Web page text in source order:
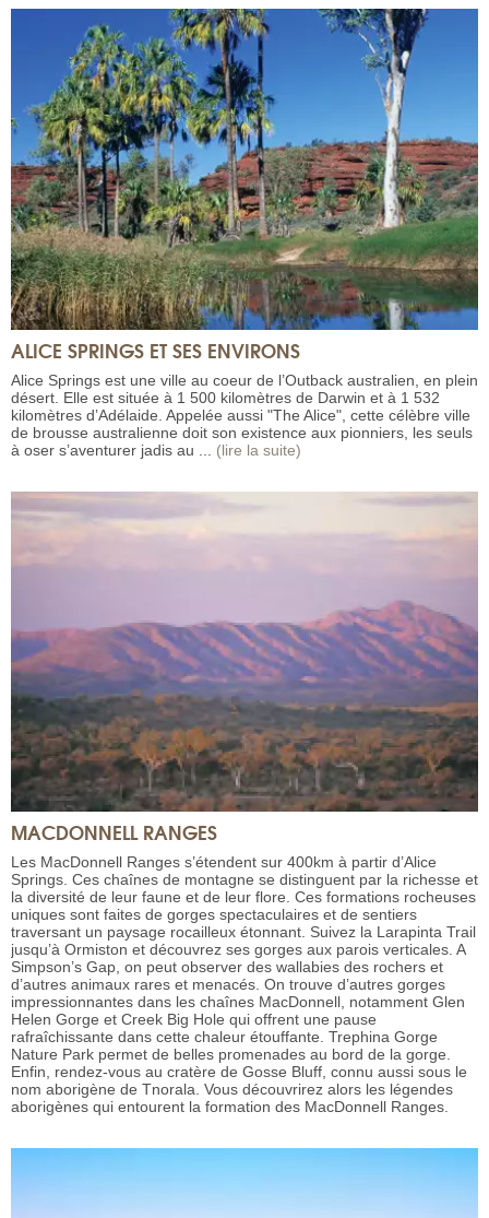
ALICE SPRINGS ET SES ENVIRONS
Alice Springs est une ville au coeur de l’Outback australien, en plein
désert. Elle est située à 1 500 kilomètres de Darwin et à 1 532
kilomètres d’Adélaide. Appelée aussi "The Alice", cette célèbre ville
de brousse australienne doit son existence aux pionniers, les seuls
à oser s’aventurer jadis au ... (lire la suite)
MACDONNELL RANGES
Les MacDonnell Ranges s’étendent sur 400km à partir d’Alice
Springs. Ces chaînes de montagne se distinguent par la richesse et
la diversité de leur faune et de leur flore. Ces formations rocheuses
uniques sont faites de gorges spectaculaires et de sentiers
traversant un paysage rocailleux étonnant. Suivez la Larapinta Trail
jusqu’à Ormiston et découvrez ses gorges aux parois verticales. A
Simpson’s Gap, on peut observer des wallabies des rochers et
d’autres animaux rares et menacés. On trouve d’autres gorges
impressionnantes dans les chaînes MacDonnell, notamment Glen
Helen Gorge et Creek Big Hole qui offrent une pause
rafraîchissante dans cette chaleur étouffante. Trephina Gorge
Nature Park permet de belles promenades au bord de la gorge.
Enfin, rendez-vous au cratère de Gosse Bluff, connu aussi sous le
nom aborigène de Tnorala. Vous découvrirez alors les légendes
aborigènes qui entourent la formation des MacDonnell Ranges.